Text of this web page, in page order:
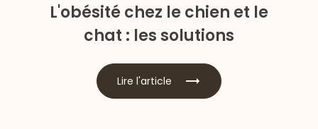
L'obésité chez le chien et le
chat : les solutions
Lire l'article